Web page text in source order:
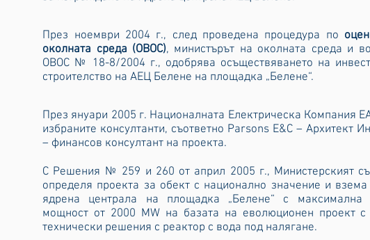
През ноември 2004 г., след проведена процедура по
околната среда (ОВОС), министърът на околната среда и
ОВОС № 18-8/2004 г., одобрява осъществяването на
строителство на АЕЦ Белене на площадка „Белене“.
През януари 2005 г. Националната Електрическа Компания
избраните консултанти, съответно Parsons E&C – Архитект
– финансов консултант на проекта.
С Решения № 259 и 260 от април 2005 г., Министерският
определя проекта за обект с национално значение и
ядрена централа на площадка „Белене“ с максимална
мощност от 2000 MW на базата на еволюционен проект с
технически решения с реактор с вода под налягане.